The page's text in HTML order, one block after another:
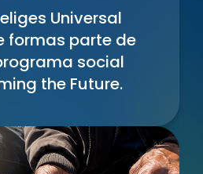
Universal
formas parte de
social
the Future.